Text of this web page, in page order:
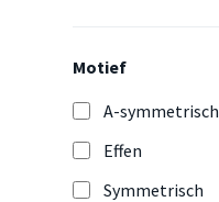
Motief
A-symmetrisch
Effen
Symmetrisch